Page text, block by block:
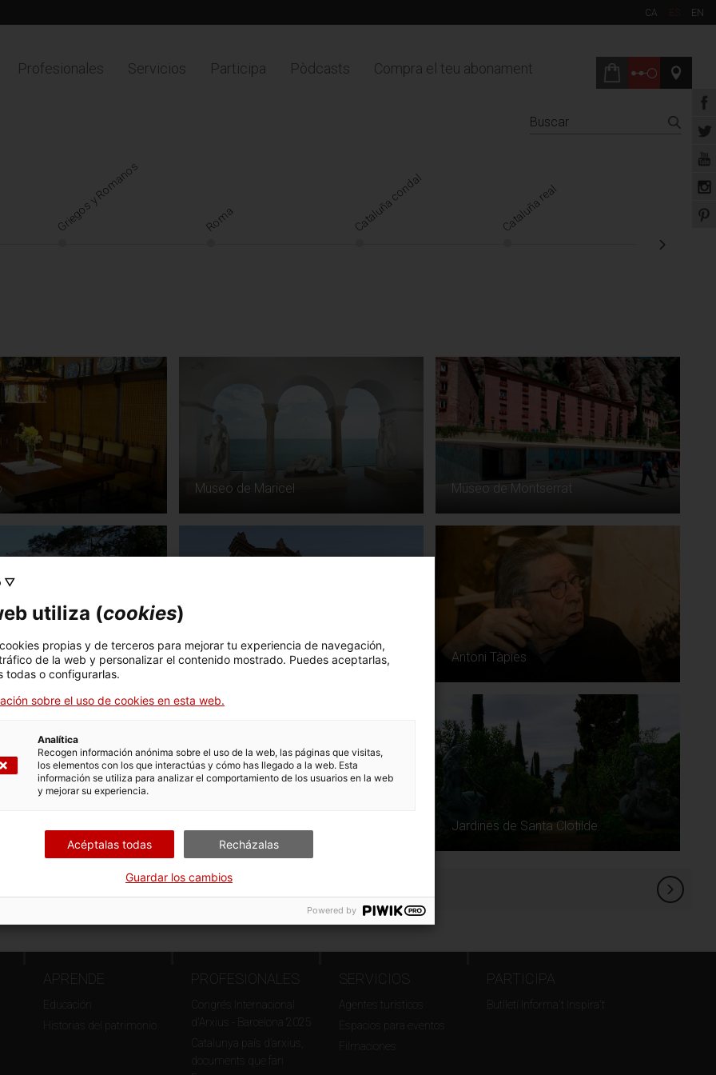
CA ES EN
Profesionales Servicios Participa Pòdcasts Compra el teu abonament
Griegos y Romanos Roma Cataluña condal Cataluña real Renacimiento
Museo de Maricel Museo de Montserrat
Bodega Cooperativa de Pinell de
Brai
Antoni Tàpies
Jardines de Santa Clotilde
16 17 18 19 20 21 22
APRENDE
Educación
Historias del patrimonio
PROFESIONALES
Congrés Internacional
d'Arxius - Barcelona 2025
Catalunya país d’arxius,
documents que fan
SERVICIOS
Agentes turísticos
Espacios para eventos
Filmaciones
PARTICIPA
Butlletí Informa't Inspira't
▽
utiliza (cookies)
propias y de terceros para mejorar tu experiencia de navegación,
de la web y personalizar el contenido mostrado. Puedes aceptarlas,
todas o configurarlas.
sobre el uso de cookies en esta web.
Analítica
Recogen información anónima sobre el uso de la web, las páginas que visitas,
los elementos con los que interactúas y cómo has llegado a la web. Esta
información se utiliza para analizar el comportamiento de los usuarios en la web
y mejorar su experiencia.
Acéptalas todas Recházalas
Guardar los cambios
Powered by